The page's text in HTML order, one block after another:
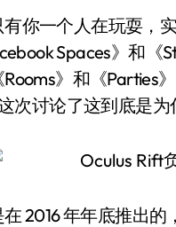
你一个人在玩耍，
Spaces》和《
》和《Parties
次讨论了这到底是为
2016 年年底推出